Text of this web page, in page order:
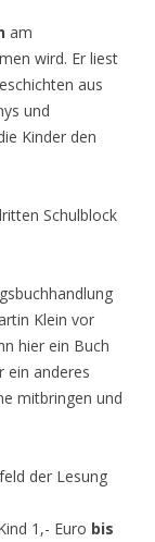
am
wird. Er liest
aus
und
Kinder den
Schulblock
Klein vor
hier ein Buch
ein anderes
mitbringen und
der Lesung
1,- Euro bis